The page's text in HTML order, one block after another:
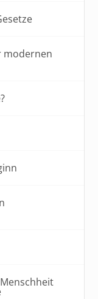
modernen